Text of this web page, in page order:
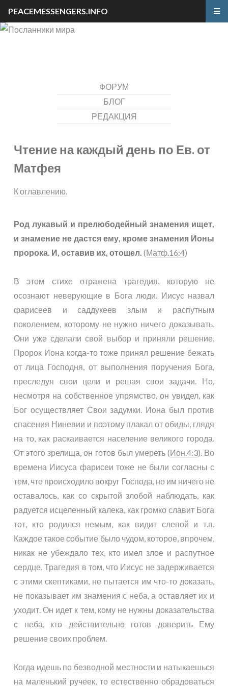
ФОРУМ
БЛОГ
РЕДАКЦИЯ
Чтение на каждый день по Ев. от
Матфея
К оглавлению.
Род лукавый и прелюбодейный знамения ищет,
и знамение не дастся ему, кроме знамения Ионы
пророка. И, оставив их, отошел. (Матф.16:4)
В этом стихе отражена трагедия, которую не
осознают неверующие в Бога люди. Иисус назвал
фарисеев и саддукеев злым и распутным
поколением, которому не нужно ничего доказывать.
Они уже сделали свой выбор и приняли решение.
Пророк Иона когда-то тоже принял решение бежать
от лица Господня, от выполнения поручения Бога,
преследуя свои цели и решая свои задачи. Но,
несмотря на собственное упрямство, он увидел, как
Бог осуществляет Свои задумки. Иона был против
спасения Ниневии и поэтому плакал от обиды, глядя
на то, как раскаивается население великого города.
От этого зрелища, он готов был умереть (Ион.4:3). Во
времена Иисуса фарисеи тоже не были согласны с
тем, что происходило вокруг Господа, но им ничего не
оставалось, как со скрытой злобой наблюдать, как
радуется исцеленный калека, как громко славит Бога
тот, кто родился немым, как видит слепой и т.п.
Каждое такое событие было чудом, которое, впрочем,
никак не убеждало тех, кто имел злое и распутное
сердце. Трагедия в том, что Иисус не задерживается
с этими скептиками, не пытается им что-то доказать,
не показывает им знамения с неба, а оставляет их и
уходит. Он идет к тем, кому не нужны доказательства
с неба, кто действительно готов доверить Ему
решение своих проблем.
Когда идешь по безводной местности и натыкаешься
на маленький ручеек, то естественно обрадоваться
PEACEMESSENGERS.INFO